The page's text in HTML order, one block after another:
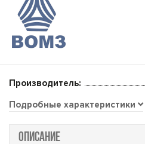
Производитель:
Подробные характеристики
ОПИСАНИЕ